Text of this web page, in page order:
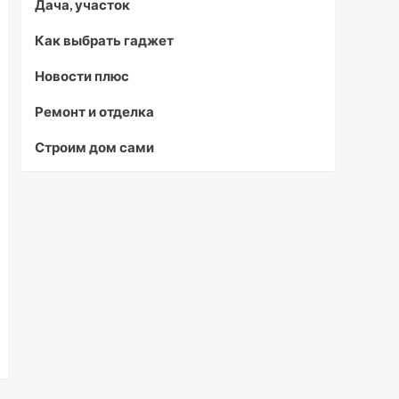
Дача, участок
Как выбрать гаджет
Новости плюс
Ремонт и отделка
Строим дом сами